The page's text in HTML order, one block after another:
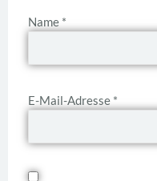
Name *
E-Mail-Adresse *